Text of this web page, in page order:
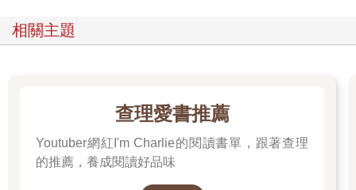
相關主題
查理愛書推薦
Youtuber網紅I'm Charlie的閱讀書單，跟著查理
的推薦，養成閱讀好品味